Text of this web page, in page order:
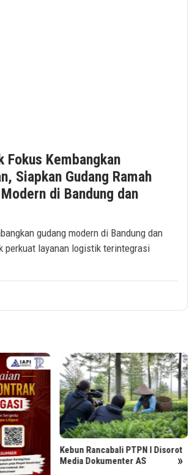
Fokus Kembangkan
Siapkan Gudang Ramah
di Bandung dan
gudang modern di Bandung dan
perkuat layanan logistik terintegrasi
»
Kebun Rancabali PTPN I Disorot
Media Dokumenter AS